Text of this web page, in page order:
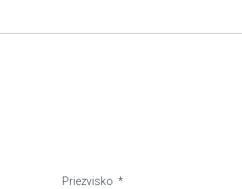
Priezvisko